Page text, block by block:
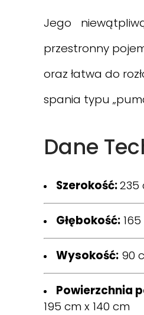
Jego
przestronny
oraz łatwa do
spania typu
Dane
Szerokość:235
Głębokość:
Wysokość: 90
Powierzchnia
195 cm x 140 cm